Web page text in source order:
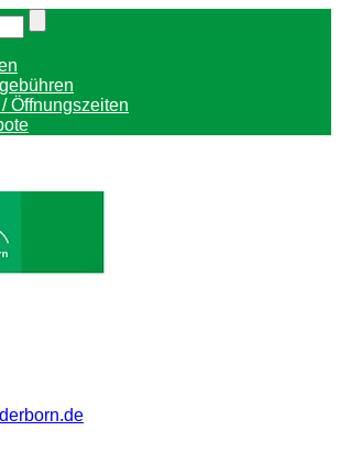
Öffnungszeiten